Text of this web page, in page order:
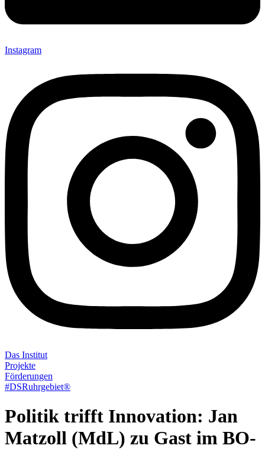
Instagram
Das Institut
Projekte
Förderungen
#DSRuhrgebiet®
Politik trifft Innovation: Jan
Matzoll (MdL) zu Gast im BO-